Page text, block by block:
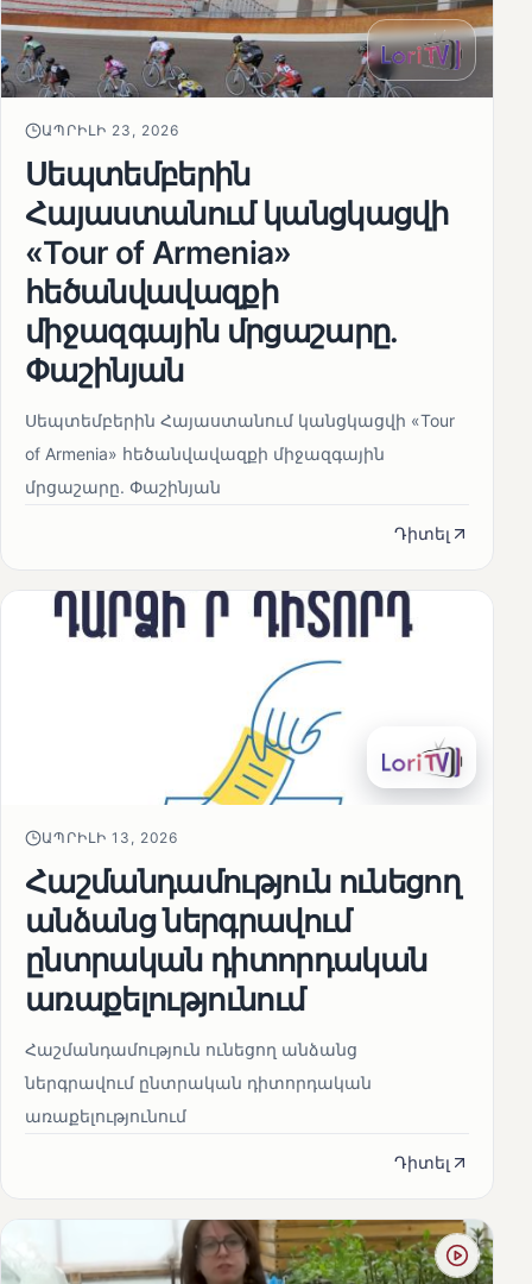
ԱՊՐԻԼԻ 23, 2026
Սեպտեմբերին
Հայաստանում կանցկացվի
«Tour of Armenia»
հեծանվավազքի
միջազգային մրցաշարը.
Փաշինյան
Սեպտեմբերին Հայաստանում կանցկացվի «Tour
of Armenia» հեծանվավազքի միջազգային
մրցաշարը. Փաշինյան
Դիտել
ԱՊՐԻԼԻ 13, 2026
Հաշմանդամություն ունեցող
անձանց ներգրավում
ընտրական դիտորդական
առաքելությունում
Հաշմանդամություն ունեցող անձանց
ներգրավում ընտրական դիտորդական
առաքելությունում
Դիտել